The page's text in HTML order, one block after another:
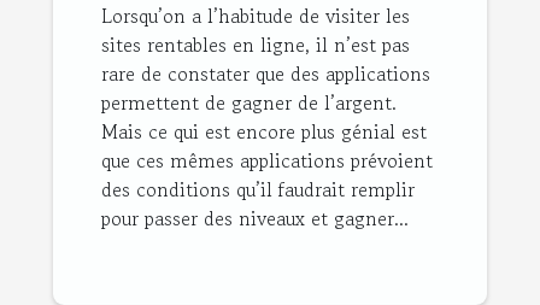
Lorsqu’on a l’habitude de visiter les
sites rentables en ligne, il n’est pas
rare de constater que des applications
permettent de gagner de l’argent.
Mais ce qui est encore plus génial est
que ces mêmes applications prévoient
des conditions qu’il faudrait remplir
pour passer des niveaux et gagner...